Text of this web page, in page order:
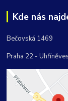
Kde nás
Bečovská 1469
Praha 22 -